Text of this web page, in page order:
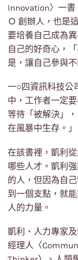
Innovation〉一書
Ｏ 創辦人，也是
要培養自己成為
自己的好奇心，
是，讓自己參與
一○四資訊科技公
中，工作者一定
等待「被解決」
在風暴中生存。」
在該書裡，凱利
哪些人才。凱利
的人，但因為自
到一個支點，就
人的力量。
凱利、人力專家
經理人〈